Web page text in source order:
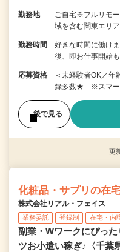
勤務地
ご自宅※フルリモ
域を含む関東エリ
勤務時間
好きな時間に働け
後、即お仕事開始
応募資格
＜未経験者OK／
録多数★ ※スマー
後で見る
更
化粧品・サプリの在
株式会社リアル・フェイス
業務委託 登録制 在宅・内
副業・Wワークにぴっ
ツお小遣い稼ぎ♪〈千葉